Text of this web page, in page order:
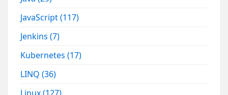
JavaScript(117)
Jenkins(7)
Kubernetes(17)
LINQ(36)